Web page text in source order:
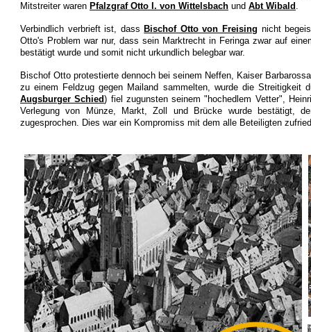
Mitstreiter waren Pfalzgraf Otto I. von Wittelsbach und Abt Wibald .
Verbindlich verbrieft ist, dass Bischof Otto von Freising nicht
Otto's Problem war nur, dass sein Marktrecht in Feringa zwar auf
bestätigt wurde und somit nicht urkundlich belegbar war.
Bischof Otto protestierte dennoch bei seinem Neffen, Kaiser
zu einem Feldzug gegen Mailand sammelten, wurde die Streitigkeit
Augsburger Schied) fiel zugunsten seinem "hochedlem Vetter",
Verlegung von Münze, Markt, Zoll und Brücke wurde bestätigt,
zugesprochen. Dies war ein Kompromiss mit dem alle Beteiligten